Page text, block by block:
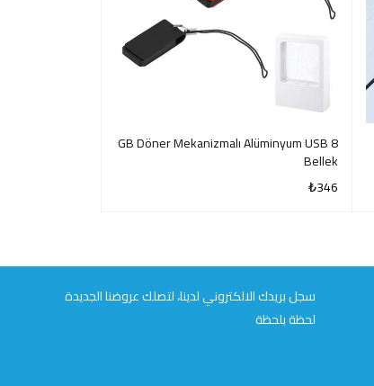
8 GB Döner Mekanizmalı Alüminyum USB
Bellek
₺346
سجل بريدك الالكتروني لدينا، لتصلك عروضنا الجديدة
لحظة بلحظة